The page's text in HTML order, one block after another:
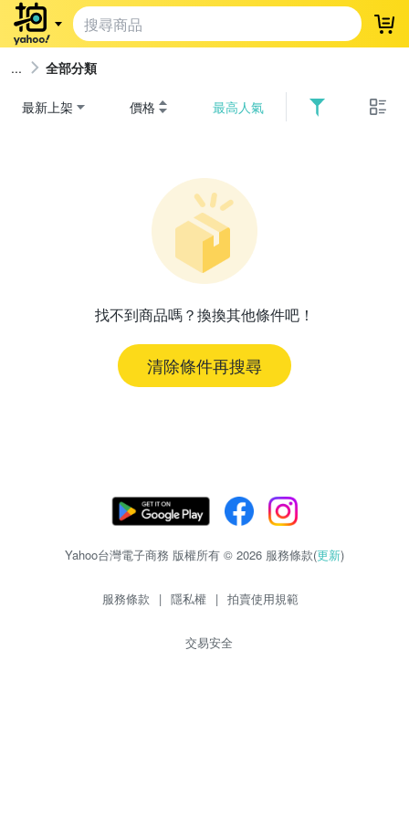
登
全部分類
最新上架 價格 最高人氣
找不到商品嗎？換換其他條件吧！
清除條件再搜尋
Yahoo台灣電子商務 版權所有 © 2026 服務條款(更新)
服務條款 | 隱私權 | 拍賣使用規範
交易安全